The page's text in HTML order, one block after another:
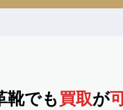
靴でも買取が